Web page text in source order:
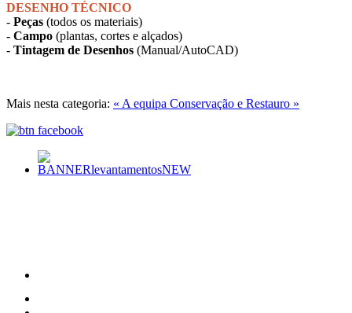
DESENHO TÉCNICO
- Peças (todos os materiais)
- Campo (plantas, cortes e alçados)
- Tintagem de Desenhos (Manual/AutoCAD)
Mais nesta categoria: « A equipa Conservação e Restauro »